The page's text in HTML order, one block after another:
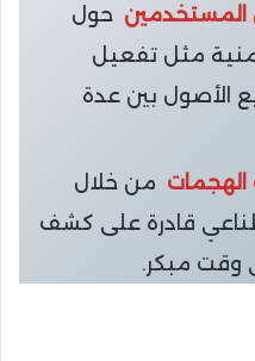
المستخدمين حول
مثل تفعيل
الأصول بين عدة
من خلال
قادرة على كشف
وقت مبكر.